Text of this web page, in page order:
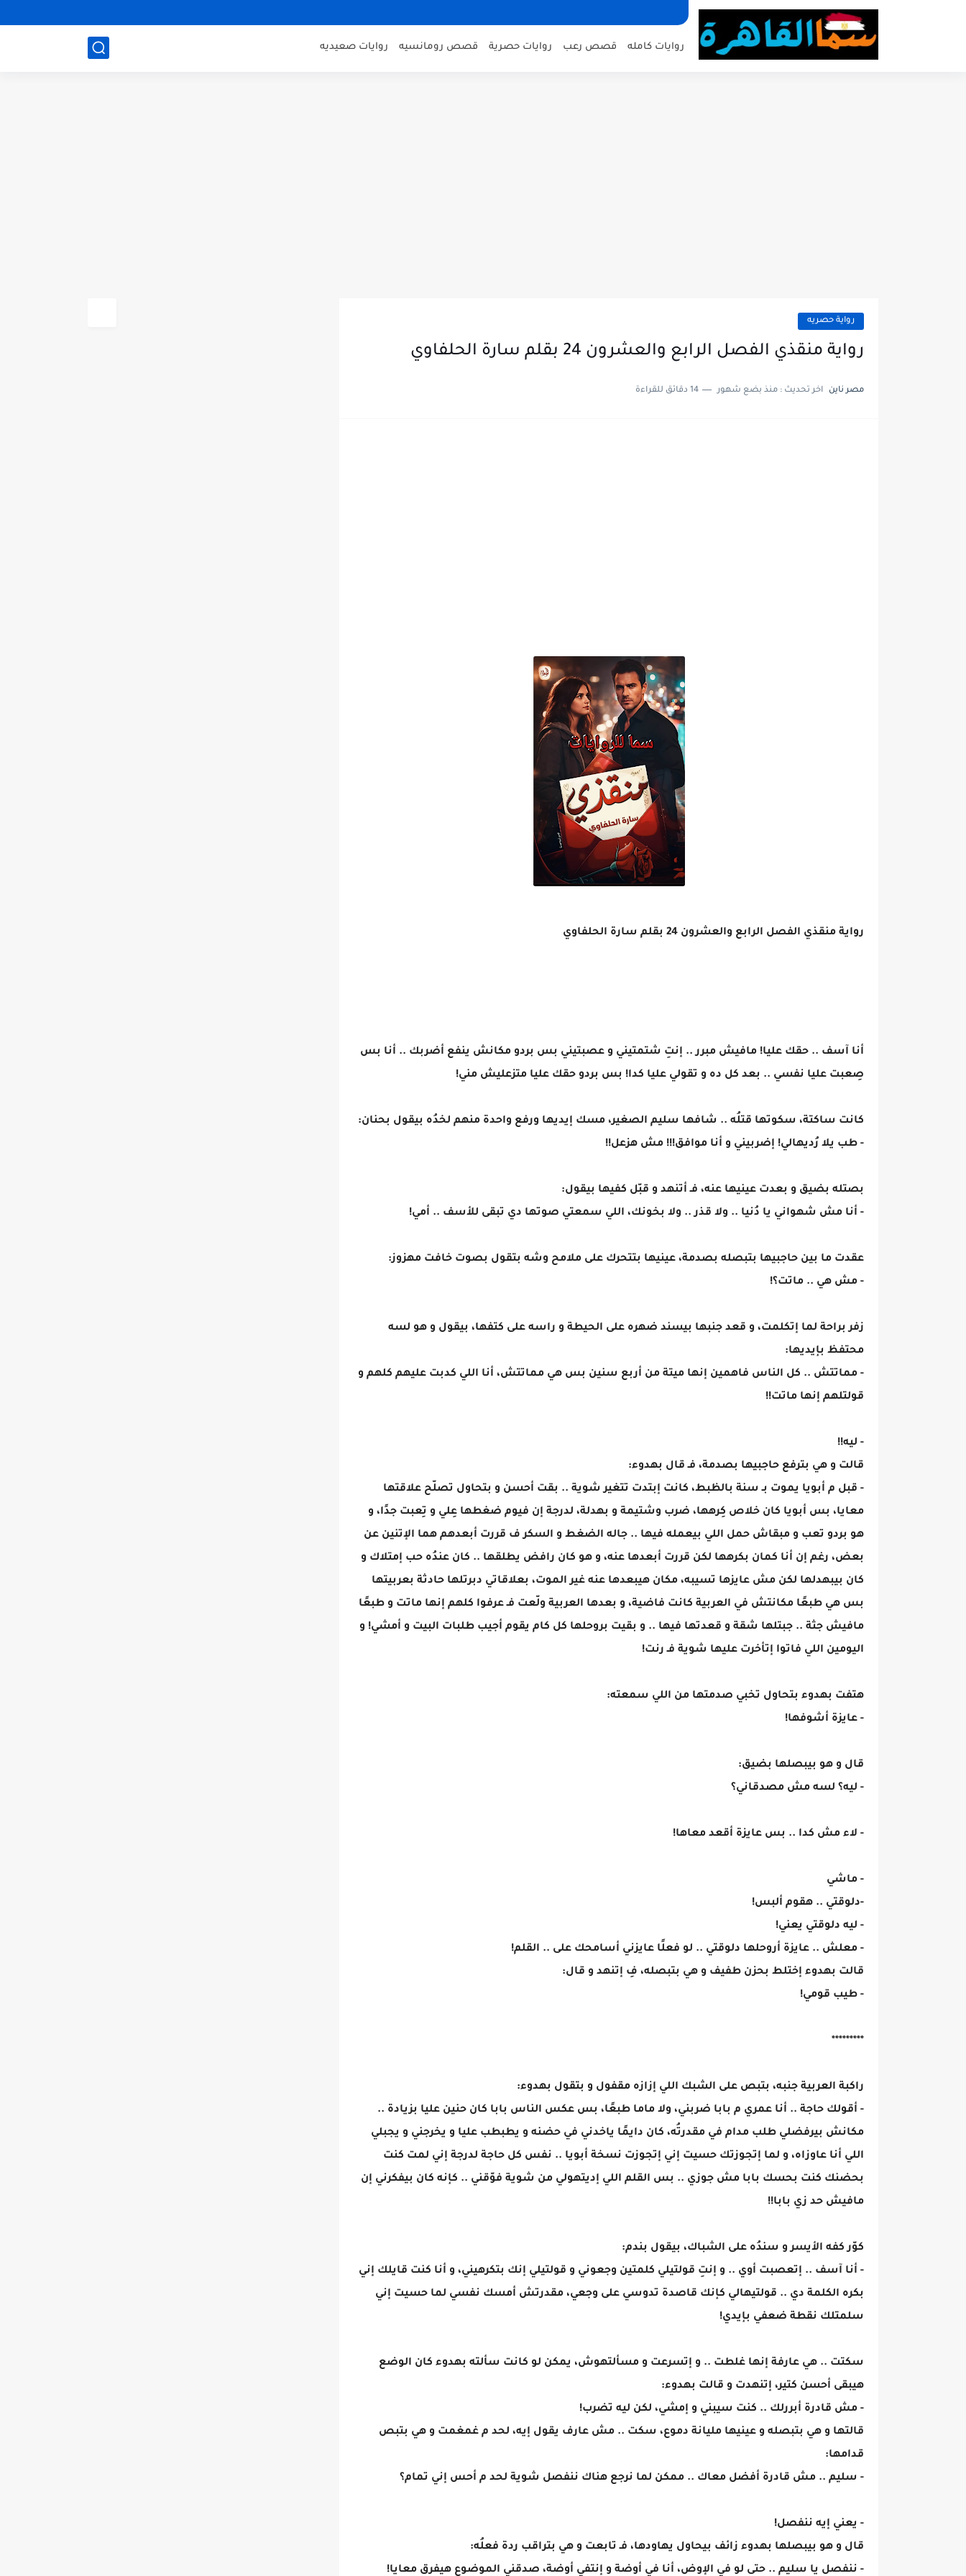
روايات كامله قصص رعب روايات حصرية قصص رومانسيه روايات صعيديه
رواية حصريه
رواية منقذي الفصل الرابع والعشرون 24 بقلم سارة الحلفاوي
مصر ناين اخر تحديث : منذ بضع شهور 14 دقائق للقراءة
رواية منقذي الفصل الرابع والعشرون 24 بقلم سارة الحلفاوي
أنا آسف .. حقك عليا! مافيش مبرر .. إنتِ شتمتيني و عصبتيني بس بردو مكانش ينفع أضربك .. أنا بس
صِعبت عليا نفسي .. بعد كل ده و تقولي عليا كدا! بس بردو حقك عليا متزعليش مني!
كانت ساكتة، سكوتها قتلُه .. شافها سليم الصغير، مسك إيديها ورفع واحدة منهم لخدُه بيقول بحنان:
- طب يلا رُديهالي! إضربيني و أنا موافق!!! مش هزعل!!
بصتله بضيق و بعدت عينيها عنه، فـ أتنهد و قبّل كفيها بيقول:
- أنا مش شهواني يا دُنيا .. ولا قذر .. ولا بخونك، اللي سمعتي صوتها دي تبقى للأسف .. أمي!
عقدت ما بين حاجبيها بتبصله بصدمة، عينيها بتتحرك على ملامح وشه بتقول بصوت خافت مهزوز:
- مش هي .. ماتت؟!
زفر براحة لما إتكلمت، و قعد جنبها بيسند ضهره على الحيطة و راسه على كتفها، بيقول و هو لسه
محتفظ بإيديها:
- مماتتش .. كل الناس فاهمين إنها ميتة من أربع سنين بس هي مماتتش، أنا اللي كدبت عليهم كلهم و
قولتلهم إنها ماتت!!
- ليه!!
قالت و هي بترفع حاجبيها بصدمة، فـ قال بهدوء:
- قبل م أبويا يموت بـ سنة بالظبط، كانت إبتدت تتغير شوية .. بقت أحسن و بتحاول تصلّح علاقتها
معايا، بس أبويا كان خلاص كِرهها، ضرب وشتيمة و بهدلة، لدرجة إن فيوم ضغطها عِلي و تِعبت جدًا، و
هو بردو تعب و مبقاش حمل اللي بيعمله فيها .. جاله الضغط و السكر ف قررت أبعدهم هما الإتنين عن
بعض، رغم إن أنا كمان بكرهها لكن قررت أبعدها عنه، و هو كان رافض يطلقها .. كان عندُه حب إمتلاك و
كان بيبهدلها لكن مش عايزها تسيبه، مكان هيبعدها عنه غير الموت، بعلاقاتي دبرتلها حادثة بعربيتها
بس هي طبعًا مكانتش في العربية كانت فاضية، و بعدها العربية ولّعت فـ عرفوا كلهم إنها ماتت و طبعًا
مافيش جثة .. جبتلها شقة و قعدتها فيها .. و بقيت بروحلها كل كام يقوم أجيب طلبات البيت و أمشي! و
اليومين اللي فاتوا إتأخرت عليها شوية فـ رنت!
هتفت بهدوء بتحاول تخبي صدمتها من اللي سمعته:
- عايزة أشوفها!
قال و هو بيبصلها بضيق:
- ليه؟ لسه مش مصدقاني؟
- لاء مش كدا .. بس عايزة أقعد معاها!
- ماشي
-دلوقتي .. هقوم ألبس!
- ليه دلوقتي يعني!
- معلش .. عايزة أروحلها دلوقتي .. لو فعلًا عايزني أسامحك على .. القلم!
قالت بهدوء إختلط بحزن طفيف و هي بتبصله، فِ إتنهد و قال:
- طيب قومي!
*********
راكبة العربية جنبه، بتبص على الشبك اللي إزازه مقفول و بتقول بهدوء:
- أقولك حاجة .. أنا عمري م بابا ضربني، ولا ماما طبعًا، بس عكس الناس بابا كان حنين عليا بزيادة ..
مكانش بيرفضلي طلب مدام في مقدرتُه، كان دايمًا ياخدني في حضنه و يطبطب عليا و يخرجني و يجبلي
اللي أنا عاوزاه، و لما إتجوزتك حسيت إني إتجوزت نسخة أبويا .. نفس كل حاجة لدرجة إني لمت كنت
بحضنك كنت بحسك بابا مش جوزي .. بس القلم اللي إديتهولي من شوية فوّقني .. كإنه كان بيفكرني إن
مافيش حد زي بابا!!
كوّر كفه الأيسر و سندُه على الشباك، بيقول بندم:
- أنا آسف .. إتعصبت أوي .. و إنتِ قولتيلي كلمتين وجعوني و قولتيلي إنك بتكرهيني، و أنا كنت قايلك إني
بكره الكلمة دي .. قولتيهالي كإنك قاصدة تدوسي على وجعي، مقدرتش أمسك نفسي لما حسيت إني
سلمتلك نقطة ضعفي بإيدي!
سكتت .. هي عارفة إنها غلطت .. و إتسرعت و مسألتهوش، يمكن لو كانت سألته بهدوء كان الوضع
هيبقى أحسن كتير، إتنهدت و قالت بهدوء:
- مش قادرة أبررلك .. كنت سيبني و إمشي، لكن ليه تضرب!
قالتها و هي بتبصله و عينيها مليانة دموع، سكت .. مش عارف يقول إيه، لحد م غمغمت و هي بتبص
قدامها:
- سليم .. مش قادرة أفضل معاك .. ممكن لما نرجع هناك ننفصل شوية لحد م أحس إني تمام؟
- يعني إيه ننفصل!
قال و هو بيبصلها بهدوء زائف بيحاول يهاودها، فـ تابعت و هي بتراقب ردة فعلُه:
- ننفصل يا سليم .. حتى لو في الإوض، أنا في أوضة و إنتفي أوضة، صدقني الموضوع هيفرق معايا!